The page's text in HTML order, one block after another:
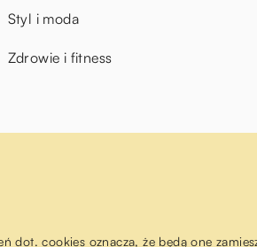
Styl i moda
Zdrowie i fitness
cookies oznacza, że będą one